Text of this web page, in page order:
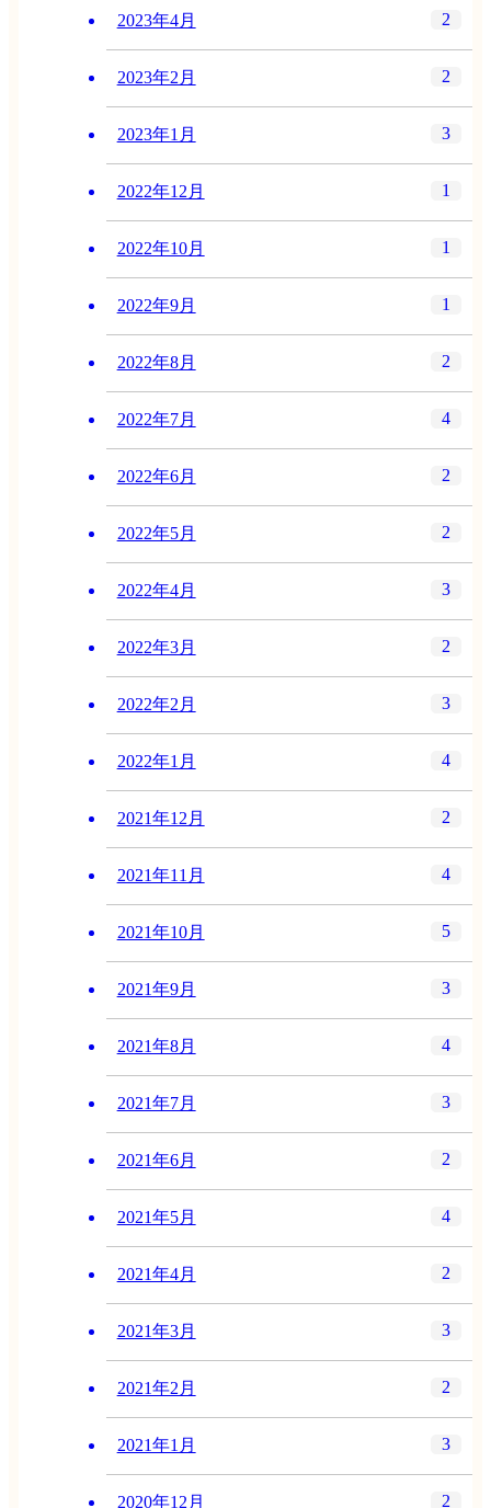
2023年4月 2
2023年2月 2
2023年1月 3
2022年12月 1
2022年10月 1
2022年9月 1
2022年8月 2
2022年7月 4
2022年6月 2
2022年5月 2
2022年4月 3
2022年3月 2
2022年2月 3
2022年1月 4
2021年12月 2
2021年11月 4
2021年10月 5
2021年9月 3
2021年8月 4
2021年7月 3
2021年6月 2
2021年5月 4
2021年4月 2
2021年3月 3
2021年2月 2
2021年1月 3
2020年12月 2